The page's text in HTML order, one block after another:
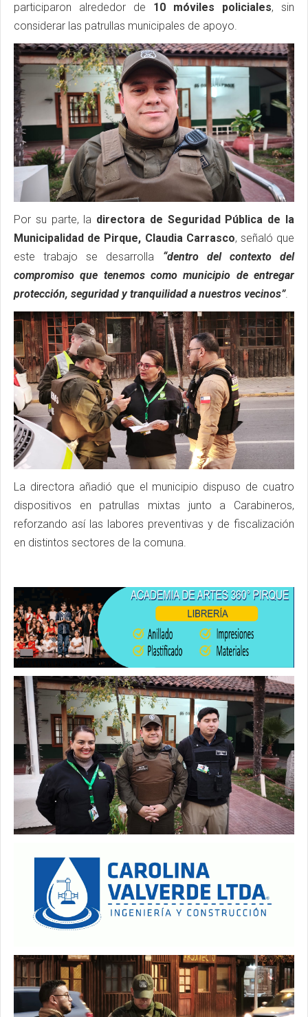
participaron alrededor de 10 móviles policiales, sin
considerar las patrullas municipales de apoyo.
Por su parte, la directora de Seguridad Pública de la
Municipalidad de Pirque, Claudia Carrasco, señaló que
este trabajo se desarrolla “dentro del contexto del
compromiso que tenemos como municipio de entregar
protección, seguridad y tranquilidad a nuestros vecinos”.
La directora añadió que el municipio dispuso de cuatro
dispositivos en patrullas mixtas junto a Carabineros,
reforzando así las labores preventivas y de fiscalización
en distintos sectores de la comuna.